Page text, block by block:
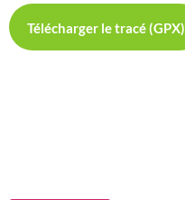
Télécharger le tracé (GPX)